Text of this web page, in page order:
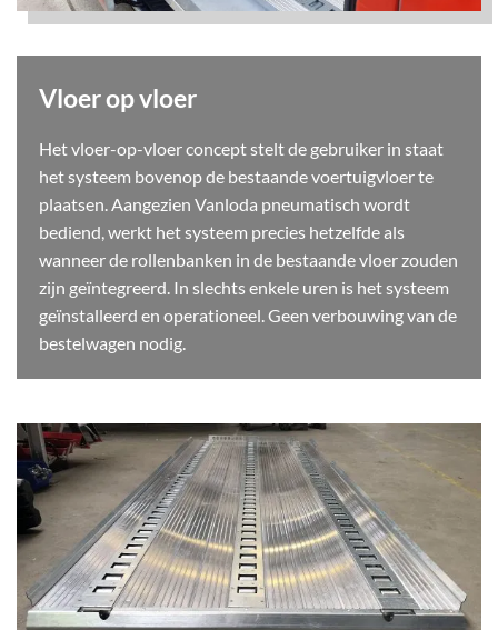
Vloer op vloer
Het vloer-op-vloer concept stelt de gebruiker in staat
het systeem bovenop de bestaande voertuigvloer te
plaatsen. Aangezien Vanloda pneumatisch wordt
bediend, werkt het systeem precies hetzelfde als
wanneer de rollenbanken in de bestaande vloer zouden
zijn geïntegreerd. In slechts enkele uren is het systeem
geïnstalleerd en operationeel. Geen verbouwing van de
bestelwagen nodig.